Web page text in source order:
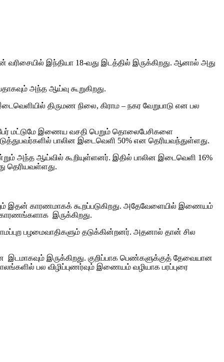
இந்தியா 18-வது இடத்தில் இருக்கிறது. ஆனால் அது
அந்த ஆய்வு கூறுகிறது.
திருமண நிலை, கிராம – நகர வேறுபாடு என பல
மட்டுமே இணைய வசதி பெறும் தொலைபேசிகளை
பாலின இடைவெளி 50% என தெரியவந்துள்ளது.
ஆய்வில் கூறியுள்ளனர். இதில் பாலின இடைவெளி 16%
தெரியவள்ளது.
இதன் காரணமாகக் கூறப்படுகிறது. அதேவேளையில் இணையம்
இருக்கிறது.
பழமைவாதிகளும் தடுக்கின்றனர். அதனால் தான் சில
இருக்கிறது. குறிப்பாக பெண்களுக்குத் தேவையான
பல விழிப்புணர்வும் இணையம் வழியாக பரப்புரை